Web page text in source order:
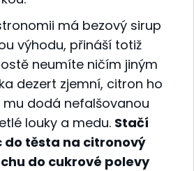
má bezový sirup
výhodu, přináší totiž
neumíte ničím jiným
dezert zjemní, citron ho
mu dodá nefalšovanou
louky a medu. Stačí
do těsta na citronový
do cukrové polevy